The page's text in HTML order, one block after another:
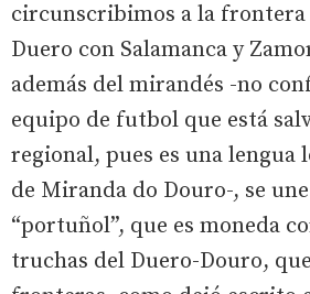
circunscribimos a la frontera
Duero con Salamanca y
además del mirandés -no
equipo de futbol que está
regional, pues es una lengua
de Miranda do Douro-, se
“portuñol”, que es moneda
truchas del Duero-Douro,